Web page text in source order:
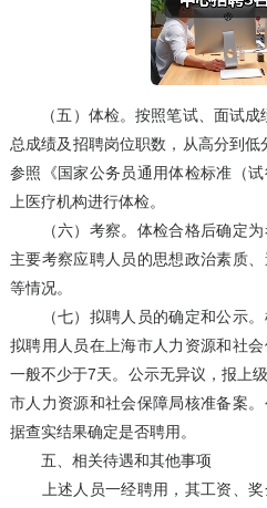
（五）体检。按照笔试、面试成
总成绩及招聘岗位职数，从高分到低
参照《国家公务员通用体检标准（
上医疗机构进行体检。
（六）考察。体检合格后确定为
主要考察应聘人员的思想政治素质
等情况。
（七）拟聘人员的确定和公示。
拟聘用人员在上海市人力资源和社
一般不少于7天。公示无异议，报上
市人力资源和社会保障局核准备案
据查实结果确定是否聘用。
五、相关待遇和其他事项
上述人员一经聘用，其工资、奖